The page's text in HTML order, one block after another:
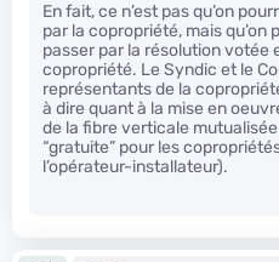
En fait, ce n’est pas qu’on
par la copropriété, mais qu’on
passer par la résolution votée
copropriété. Le Syndic et le
représentants de la
à dire quant à la mise en
de la fibre verticale
“gratuite” pour les
l’opérateur-installateur).